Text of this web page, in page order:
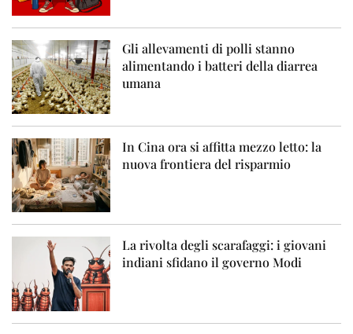
Gli allevamenti di polli stanno
alimentando i batteri della diarrea
umana
In Cina ora si affitta mezzo letto: la
nuova frontiera del risparmio
La rivolta degli scarafaggi: i giovani
indiani sfidano il governo Modi